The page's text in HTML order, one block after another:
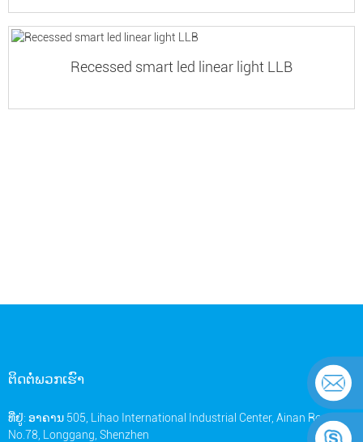
Recessed smart led linear light LLB
ຕິດ​ຕໍ່​ພວກ​ເຮົາ
ທີ່ຢູ່: ອາຄານ 505, Lihao International Industrial Center, Ainan Road
No.78, Longgang, Shenzhen